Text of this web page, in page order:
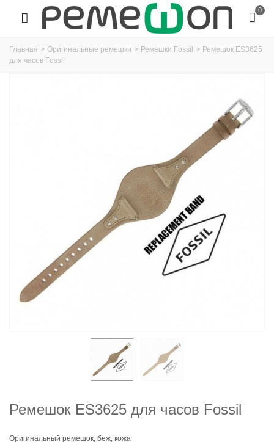
0
Главная > Оригинальные ремешки > Ремешки Fossil > Ремешок ES3625
для часов Fossil
Ремешок ES3625 для часов Fossil
Оригинальный ремешок, беж, кожа